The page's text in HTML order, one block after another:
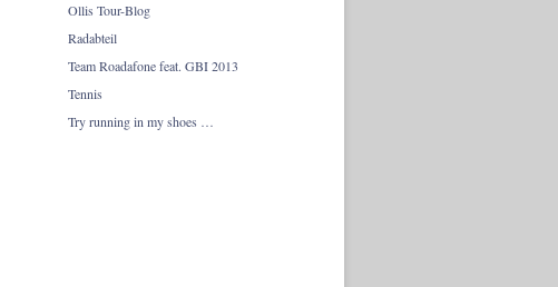
Ollis Tour-Blog
Radabteil
Team Roadafone feat. GBI 2013
Tennis
Try running in my shoes …